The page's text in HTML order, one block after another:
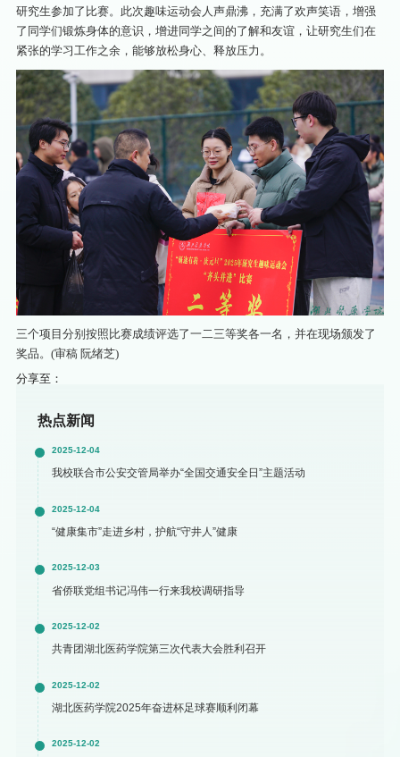
研究生参加了比赛。此次趣味运动会人声鼎沸，充满了欢声笑语，增强
了同学们锻炼身体的意识，增进同学之间的了解和友谊，让研究生们在
紧张的学习工作之余，能够放松身心、释放压力。
三个项目分别按照比赛成绩评选了一二三等奖各一名，并在现场颁发了
奖品。(审稿 阮绪芝)
分享至：
热点新闻
2025-12-04
我校联合市公安交管局举办“全国交通安全日”主题活动
2025-12-04
“健康集市”走进乡村，护航“守井人”健康
2025-12-03
省侨联党组书记冯伟一行来我校调研指导
2025-12-02
共青团湖北医药学院第三次代表大会胜利召开
2025-12-02
湖北医药学院2025年奋进杯足球赛顺利闭幕
2025-12-02